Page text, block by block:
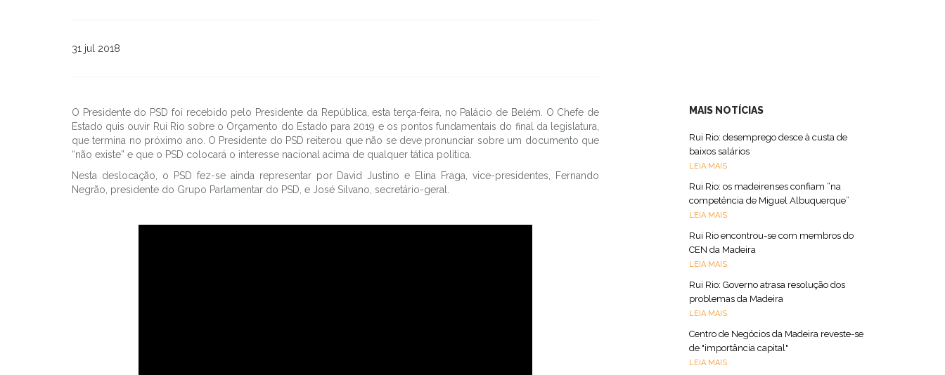
31 jul 2018
O Presidente do PSD foi recebido pelo Presidente da República, esta terça-feira, no Palácio de Belém. O Chefe de
Estado quis ouvir Rui Rio sobre o Orçamento do Estado para 2019 e os pontos fundamentais do final da legislatura,
que termina no próximo ano. O Presidente do PSD reiterou que não se deve pronunciar sobre um documento que
“não existe” e que o PSD colocará o interesse nacional acima de qualquer tática política.
Nesta deslocação, o PSD fez-se ainda representar por David Justino e Elina Fraga, vice-presidentes, Fernando
Negrão, presidente do Grupo Parlamentar do PSD, e José Silvano, secretário-geral.
MAIS NOTÍCIAS
Rui Rio: desemprego desce à custa de
baixos salários
LEIA MAIS
Rui Rio: os madeirenses confiam “na
competência de Miguel Albuquerque”
LEIA MAIS
Rui Rio encontrou-se com membros do
CEN da Madeira
LEIA MAIS
Rui Rio: Governo atrasa resolução dos
problemas da Madeira
LEIA MAIS
Centro de Negócios da Madeira reveste-se
de "importância capital"
LEIA MAIS